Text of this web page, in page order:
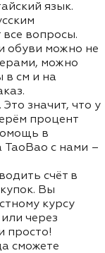
язык.
вопросы.
обуви можно не
можно
в см и на
. Это значит, что у
процент
в
TaoBao с нами –
счёт в
Вы
курсу
через
просто!
сможете